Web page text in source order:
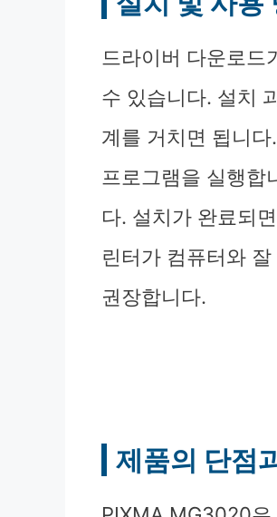
드라이버 다운로드
수 있습니다. 설치
계를 거치면 됩니
프로그램을 실행합
다. 설치가 완료되
린터가 컴퓨터와
권장합니다.
제품의 단점